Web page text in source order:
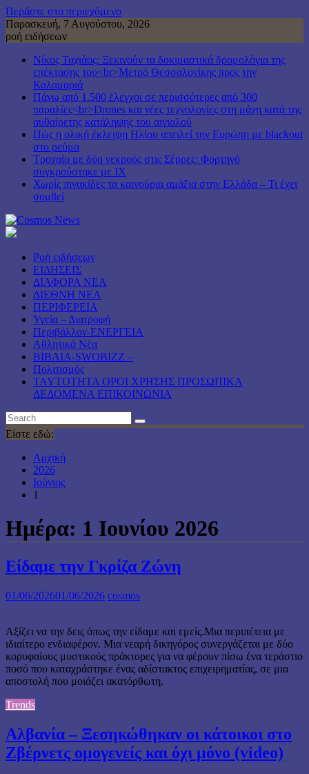
Περάστε στο περιεχόμενο
Παρασκευή, 7 Αυγούστου, 2026
ροή ειδήσεων
Νίκος Ταχιάος: Ξεκινούν τα δοκιμαστικά δρομολόγια της
επέκτασης του<br>Μετρό Θεσσαλονίκης προς την
Καλαμαριά
Πάνω από 1.500 έλεγχοι σε περισσότερες από 300
παραλίες<br>Drones και νέες τεχνολογίες στη μάχη κατά της
αυθαίρετης κατάληψης του αιγιαλού
Πώς η ολική έκλειψη Ηλίου απειλεί την Ευρώπη με blackout
στο ρεύμα
Τροχαίο με δύο νεκρούς στις Σέρρες: Φορτηγό
συγκρούστηκε με ΙΧ
Χωρίς πινακίδες τα καινούρια αμάξια στην Ελλάδα – Τι έχει
συμβεί
Ροή ειδήσεων
ΕΙΔΗΣΕΙΣ
ΔΙΑΦΟΡΑ ΝΕΑ
ΔΙΕΘΝΗ ΝΕΑ
ΠΕΡΙΦΕΡΕΙΑ
Υγεία – Διατροφή
Περιβάλλον-ΕΝΕΡΓΕΙΑ
Αθλητικά Νέα
ΒΙΒΛΙΑ-SWOBIZZ –
Πολιτισμός
TAYTOTHTA ΟΡΟΙ ΧΡΗΣΗΣ ΠΡΟΣΩΠΙΚΑ
ΔΕΔΟΜΕΝΑ ΕΠΙΚΟΙΝΩΝΙΑ
Είστε εδώ:
Αρχική
2026
Ιούνιος
1
Ημέρα: 1 Ιουνίου 2026
Είδαμε την Γκρίζα Ζώνη
01/06/202601/06/2026 cosmos
Αξίζει να την δεις όπως την είδαμε και εμείς.Μια περιπέτεια με
ιδιαίτερο ενδιαφέρον. Μια νεαρή δικηγόρος συνεργάζεται με δύο
κορυφαίους μυστικούς πράκτορες για να φέρουν πίσω ένα τεράστιο
ποσό που καταχράστηκε ένας αδίστακτος επιχειρηματίας, σε μια
αποστολή που μοιάζει ακατόρθωτη.
Trends
Αλβανία – Ξεσηκώθηκαν οι κάτοικοι στο
Ζβέρνετς ομογενείς και όχι μόνο (video)